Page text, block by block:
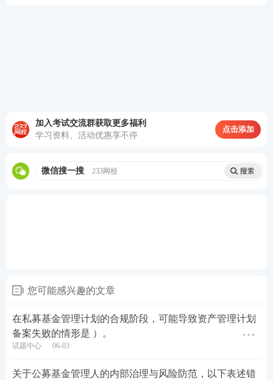
加入考试交流群获取更多福利
学习资料、活动优惠享不停
点击添加
微信搜一搜 233网校
您可能感兴趣的文章
在私募基金管理计划的合规阶段，可能导致资产管理计划
备案失败的情形是 ）。
试题中心 06-03
关于公募基金管理人的内部治理与风险防范，以下表述错